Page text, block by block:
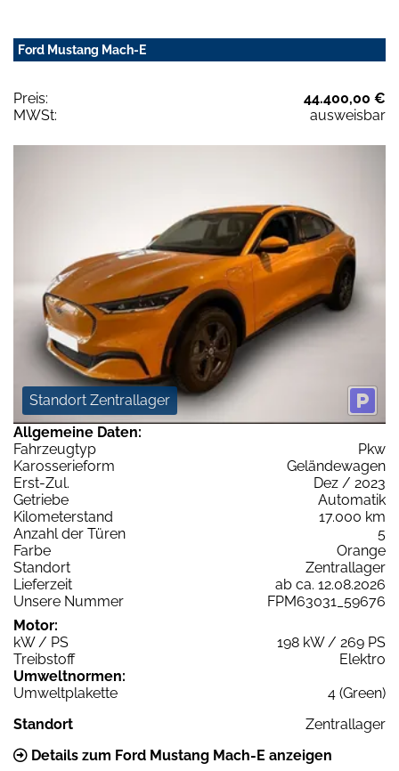
Ford Mustang Mach-E
Preis:
44.400,00 €
MWSt:
ausweisbar
Standort Zentrallager
Allgemeine Daten:
Fahrzeugtyp
Pkw
Karosserieform
Geländewagen
Erst-Zul.
Dez / 2023
Getriebe
Automatik
Kilometerstand
17.000 km
Anzahl der Türen
5
Farbe
Orange
Standort
Zentrallager
Lieferzeit
ab ca. 12.08.2026
Unsere Nummer
FPM63031_59676
Motor:
kW / PS
198 kW / 269 PS
Treibstoff
Elektro
Umweltnormen:
Umweltplakette
4 (Green)
Standort
Zentrallager
Details zum Ford Mustang Mach-E anzeigen